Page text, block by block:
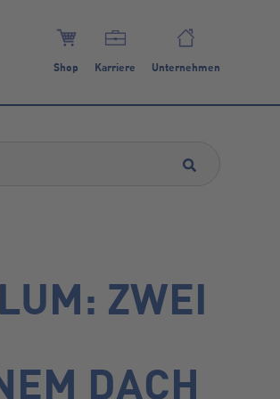
Shop Karriere Unternehmen
ZWEI
DACH